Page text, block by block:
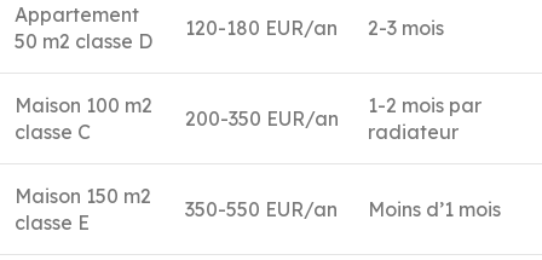
Appartement
50 m2 classe D
120-180 EUR/an 2-3 mois
Maison 100 m2
classe C
200-350 EUR/an
1-2 mois par
radiateur
Maison 150 m2
classe E
350-550 EUR/an Moins d’1 mois